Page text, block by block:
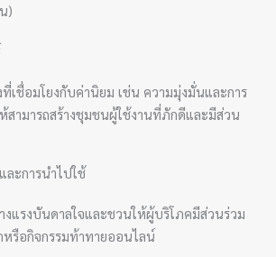
)
ที่เชื่อมโยงกับค่านิยม เช่น ความมุ่งมั่นและการ
สามารถสร้างชุมชนผู้ใช้งานที่ภักดีและมีส่วน
ะการนำไปใช้
แรงบันดาลใจและชวนให้ผู้บริโภคมีส่วนร่วม
หรือกิจกรรมท้าทายออนไลน์